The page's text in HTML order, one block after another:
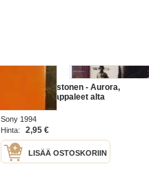
CD Mikko Kuustonen - Aurora,
1994. Katso kappaleet alta
Sony 1994
Hinta:
2,95 €
LISÄÄ OSTOSKORIIN